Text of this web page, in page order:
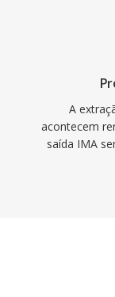
A
acontecem
saída IMA